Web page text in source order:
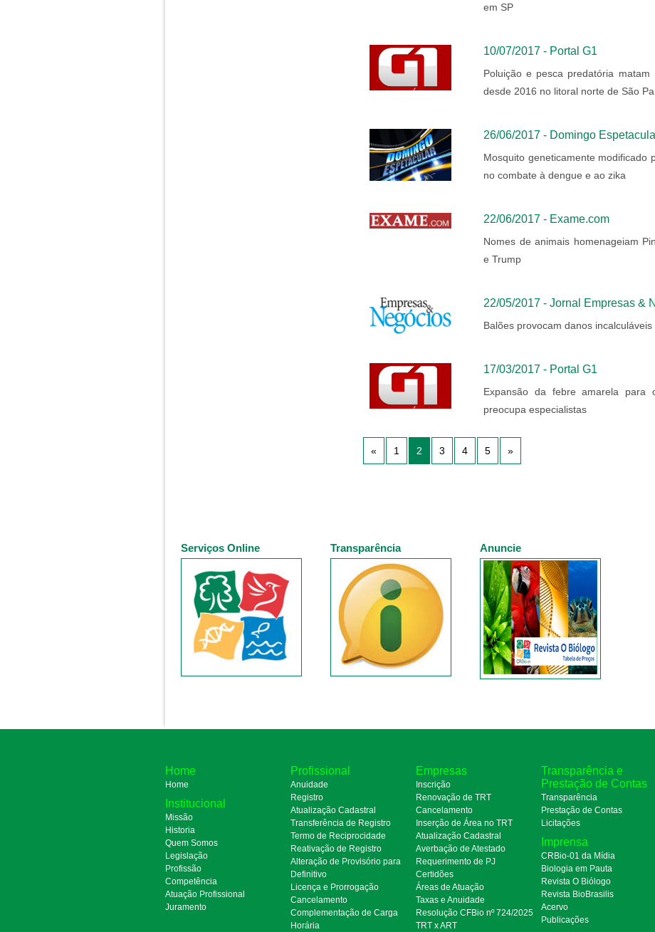
em SP
10/07/2017 - Portal G1
Poluição e pesca predatória matam
desde 2016 no litoral norte de São
26/06/2017 - Domingo
Mosquito geneticamente modificado
no combate à dengue e ao zika
22/06/2017 - Exame.com
Nomes de animais homenageiam
e Trump
22/05/2017 - Jornal Empresas &
Balões provocam danos
17/03/2017 - Portal G1
Expansão da febre amarela para
preocupa especialistas
« 1 2 3 4 5 »
Serviços Online Transparência Anuncie
Home
Home
Institucional
Missão
Historia
Quem Somos
Legislação
Profissão
Competência
Atuação Profissional
Juramento
Profissional
Anuidade
Registro
Atualização Cadastral
Transferência de Registro
Termo de Reciprocidade
Reativação de Registro
Alteração de Provisório para
Definitivo
Licença e Prorrogação
Cancelamento
Complementação de Carga
Horária
Empresas
Inscrição
Renovação de TRT
Cancelamento
Inserção de Área no TRT
Atualização Cadastral
Averbação de Atestado
Requerimento de PJ
Certidões
Áreas de Atuação
Taxas e Anuidade
Resolução CFBio nº 724/2025
TRT x ART
Transparência e
Prestação de Contas
Transparência
Prestação de Contas
Licitações
Imprensa
CRBio-01 da Mídia
Biologia em Pauta
Revista O Biólogo
Revista BioBrasilis
Acervo
Publicações